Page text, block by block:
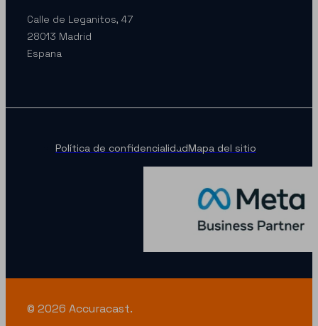
Calle de Leganitos, 47
28013 Madrid
Espana
Política de confidencialidadMapa del sitio
© 2026 Accuracast.